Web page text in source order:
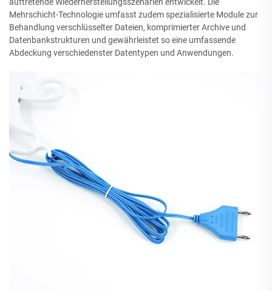
auftretende Wiederherstellungsszenarien entwickelt. Die
Mehrschicht-Technologie umfasst zudem spezialisierte Module zur
Behandlung verschlüsselter Dateien, komprimierter Archive und
Datenbankstrukturen und gewährleistet so eine umfassende
Abdeckung verschiedenster Datentypen und Anwendungen.